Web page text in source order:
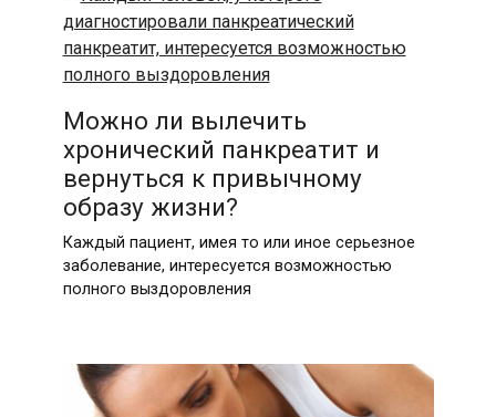
Можно ли вылечить
хронический панкреатит и
вернуться к привычному
образу жизни?
Каждый пациент, имея то или иное серьезное
заболевание, интересуется возможностью
полного выздоровления